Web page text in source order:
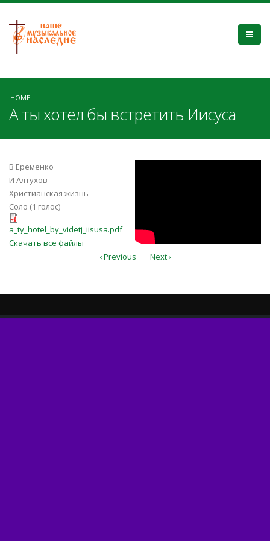
HOME
А ты хотел бы встретить Иисуса
В Еременко
И Алтухов
Христианская жизнь
Соло (1 голос)
a_ty_hotel_by_videtj_iisusa.pdf
a_ty_hotel_by_videtj_iisusa.pdf
Скачать все файлы
‹ Previous Next ›